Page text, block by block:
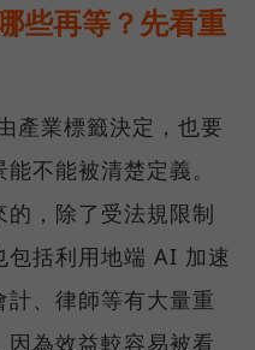
些再等？先看重
產業標籤決定，也要
不能被清楚定義。
，除了受法規限制
包括利用地端 AI 加速
、律師等有大量重
為效益較容易被看